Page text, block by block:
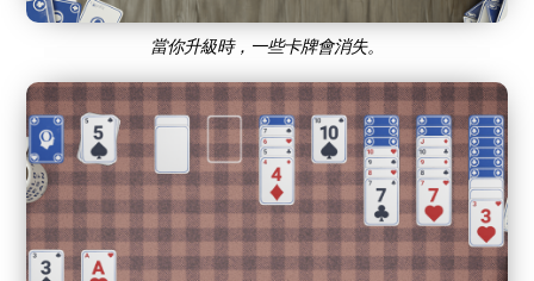
當你升級時，一些卡牌會消失。